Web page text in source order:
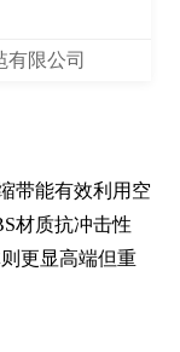
有限公司
带能有效利用空
材质抗冲击性
更显高端但重